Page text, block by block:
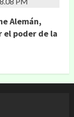
Alemán,
el poder de la